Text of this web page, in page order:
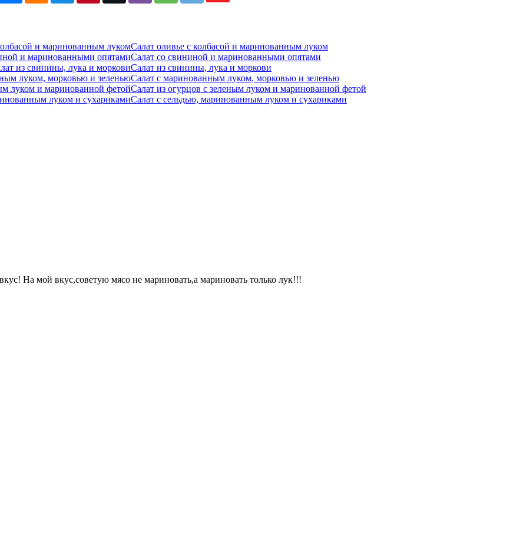
Салат оливье с колбасой и маринованным луком
Салат со свининой и маринованными опятами
Салат из свинины, лука и моркови
Салат с маринованным луком, морковью и зеленью
Салат из огурцов с зеленым луком и маринованной фетой
Салат с сельдью, маринованным луком и сухариками
На мой вкус,советую мясо не мариновать,а мариновать только лук!!!